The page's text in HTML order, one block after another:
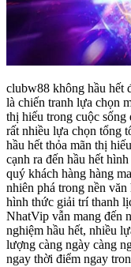
clubw88 không hầu hết
là chiến tranh lựa chọn
thị hiếu trong cuộc sống
rất nhiều lựa chọn tổng
hầu hết thỏa mãn thị
cạnh ra đến hầu hết
quý khách hàng hàng
nhiên phá trong nền
hình thức giải trí thanh
NhatVip vẫn mang đến
nghiệm hầu hết, nhiều
lượng càng ngày càng
ngay thời điểm ngay